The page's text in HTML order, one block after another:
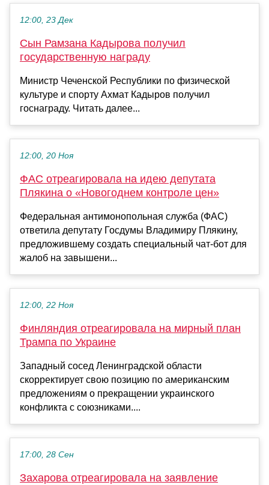
12:00, 23 Дек
Сын Рамзана Кадырова получил
государственную награду
Министр Чеченской Республики по физической
культуре и спорту Ахмат Кадыров получил
госнаграду. Читать далее...
12:00, 20 Ноя
ФАС отреагировала на идею депутата
Плякина о «Новогоднем контроле цен»
Федеральная антимонопольная служба (ФАС)
ответила депутату Госдумы Владимиру Плякину,
предложившему создать специальный чат-бот для
жалоб на завышени...
12:00, 22 Ноя
Финляндия отреагировала на мирный план
Трампа по Украине
Западный сосед Ленинградской области
скорректирует свою позицию по американским
предложениям о прекращении украинского
конфликта с союзниками....
17:00, 28 Сен
Захарова отреагировала на заявление